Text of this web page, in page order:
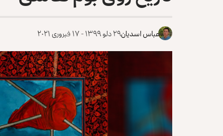
عباس اسدیان۲۹ دلو ۱۳۹۹ - ۱۷ فبروری ۲۰۲۱